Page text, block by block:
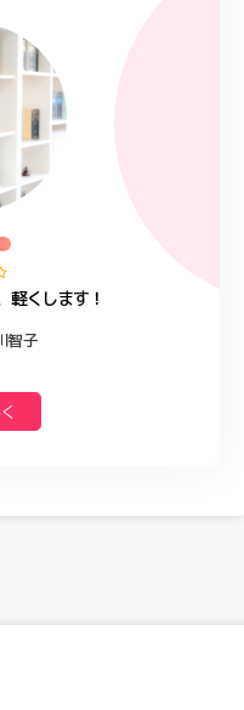
軽くします！
智子